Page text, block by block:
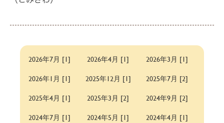
2026年7月 [1] 2026年4月 [1]
2026年3月 [1]
2026年1月 [1]
2025年12月 [1]
2025年7月 [2]
2025年4月 [1]
2025年3月 [2]
2024年9月 [2]
2024年7月 [1]
2024年5月 [1]
2024年4月 [1]